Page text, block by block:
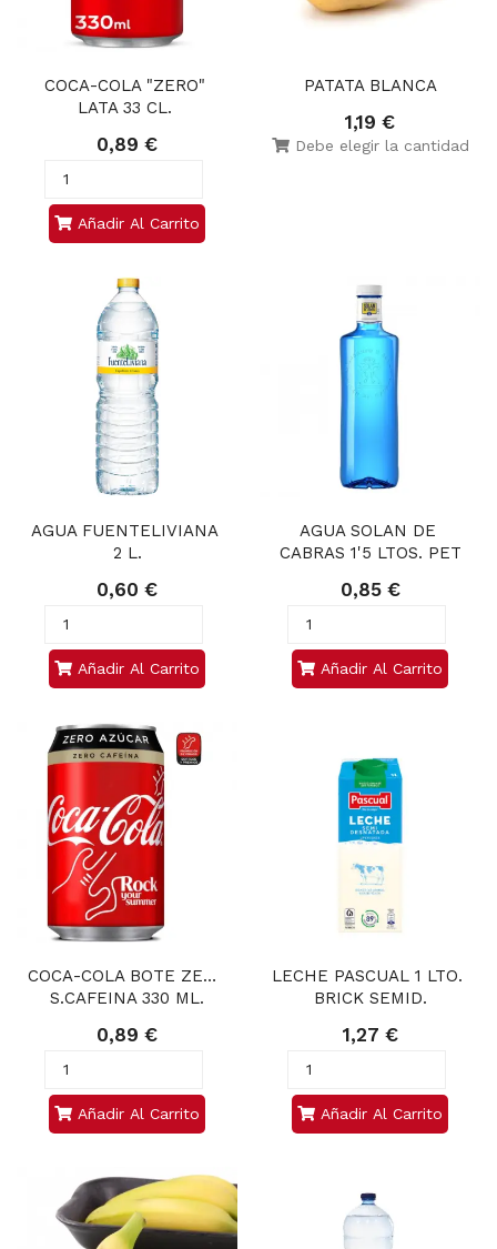
COCA-COLA "ZERO"
LATA 33 CL.
0,89 €
Añadir Al Carrito
PATATA BLANCA
1,19 €
Debe elegir la cantidad
AGUA FUENTELIVIANA
2 L.
0,60 €
Añadir Al Carrito
AGUA SOLAN DE
CABRAS 1'5 LTOS. PET
0,85 €
Añadir Al Carrito
COCA-COLA BOTE ZERO
S.CAFEINA 330 ML.
0,89 €
Añadir Al Carrito
LECHE PASCUAL 1 LTO.
BRICK SEMID.
1,27 €
Añadir Al Carrito